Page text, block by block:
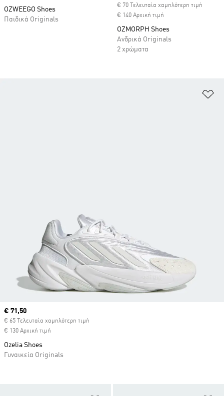
OZWEEGO Shoes
Παιδικά Originals
€ 70 Τελευταία χαμηλότερη τιμή
€ 140 Αρχική τιμή
OZMORPH Shoes
Ανδρικά Originals
2 χρώματα
Current price
€ 71,50
€ 65 Τελευταία χαμηλότερη τιμή
€ 130 Αρχική τιμή
Ozelia Shoes
Γυναικεία Originals